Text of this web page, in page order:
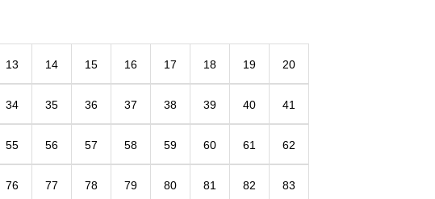
13 14 15 16 17 18 19 20
34 35 36 37 38 39 40 41
55 56 57 58 59 60 61 62
76 77 78 79 80 81 82 83